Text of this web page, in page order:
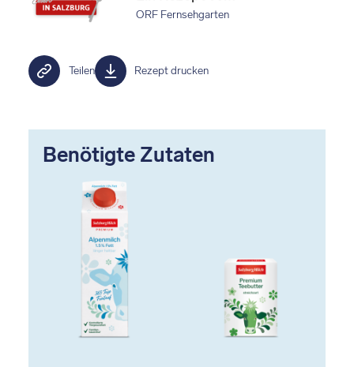
ORF Fernsehgarten
Teilen Rezept drucken
Benötigte Zutaten